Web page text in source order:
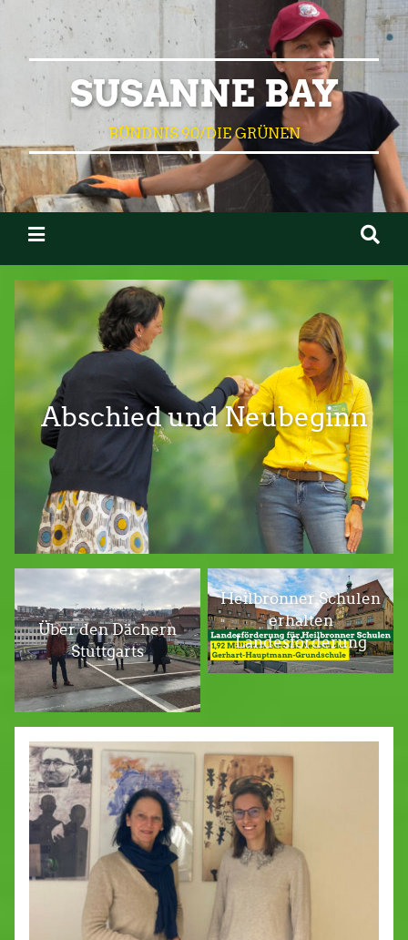
SUSANNE BAY
BÜNDNIS 90/DIE GRÜNEN
Abschied und Neubeginn
Über den Dächern
Stuttgarts
Heilbronner Schulen
erhalten
Landesförderung